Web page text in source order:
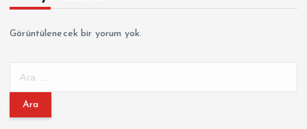
Görüntülenecek bir yorum yok.
m